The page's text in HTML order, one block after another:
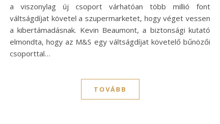
a viszonylag új csoport várhatóan több millió font
váltságdíjat követel a szupermarketet, hogy véget vessen
a kibertámadásnak. Kevin Beaumont, a biztonsági kutató
elmondta, hogy az M&S egy váltságdíjat követelő bűnözői
csoporttal…
TOVÁBB